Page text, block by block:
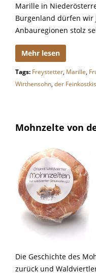
Marille in
Burgenland dürfen wir
Anbauregionen stolz
Mehr lesen
Tags: Freystetter, Marille,
Wirthensohn, der
Mohnzelte von
Die Geschichte des
zurück und